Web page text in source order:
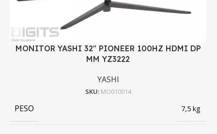
MONITOR YASHI 32" PIONEER 100HZ HDMI DP
MM YZ3222
YASHI
SKU: MO010014
PESO 7,5 kg